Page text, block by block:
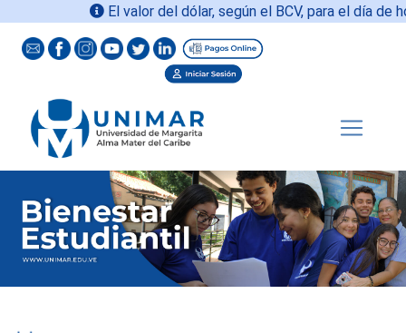
El valor del dólar, según el BCV, para el día de